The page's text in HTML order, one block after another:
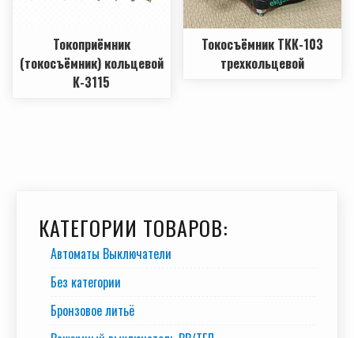
Токоприёмник
(токосъёмник) кольцевой
К-3115
Токосъёмник ТКК-103
трехкольцевой
КАТЕГОРИИ ТОВАРОВ:
Автоматы Выключатели
Без категории
Бронзовое литьё